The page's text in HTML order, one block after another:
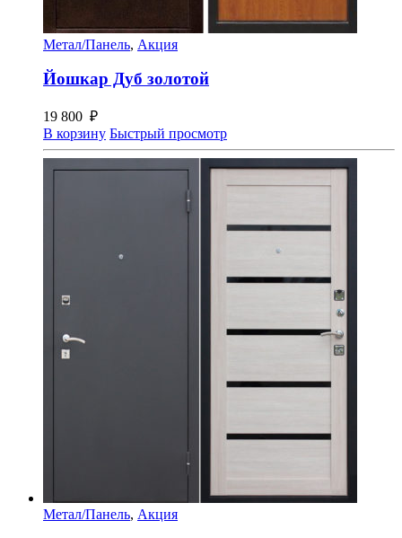
Метал/Панель, Акция
Йошкар Дуб золотой
19 800 ₽
В корзину Быстрый просмотр
Метал/Панель, Акция